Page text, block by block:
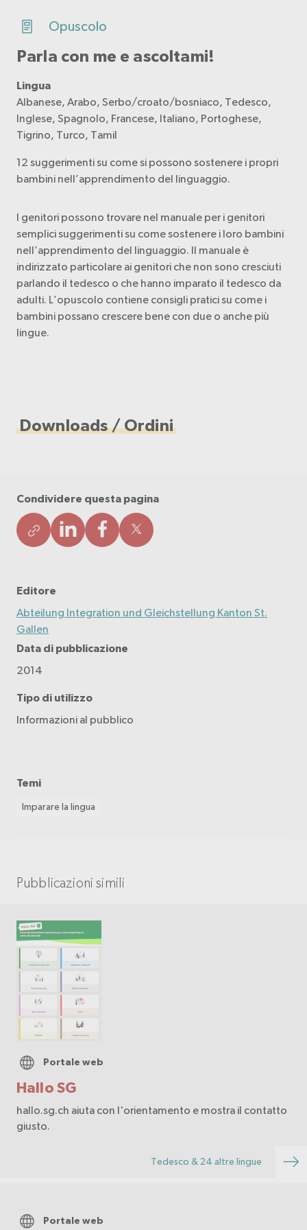
Opuscolo
Parla con me e ascoltami!
Lingua
Albanese, Arabo, Serbo/croato/bosniaco, Tedesco,
Inglese, Spagnolo, Francese, Italiano, Portoghese,
Tigrino, Turco, Tamil
12 suggerimenti su come si possono sostenere i propri
bambini nell’apprendimento del linguaggio.
I genitori possono trovare nel manuale per i genitori
semplici suggerimenti su come sostenere i loro bambini
nell’apprendimento del linguaggio. Il manuale è
indirizzato particolare ai genitori che non sono cresciuti
parlando il tedesco o che hanno imparato il tedesco da
adulti. L’opuscolo contiene consigli pratici su come i
bambini possano crescere bene con due o anche più
lingue.
Downloads / Ordini
Condividere questa pagina
Editore
Abteilung Integration und Gleichstellung Kanton St.
Gallen
Data di pubblicazione
2014
Tipo di utilizzo
Informazioni al pubblico
Temi
Imparare la lingua
Pubblicazioni simili
Hallo SG
Portale web
hallo.sg.ch aiuta con l'orientamento e mostra il contatto
giusto.
Tedesco & 24 altre lingue
Portale web